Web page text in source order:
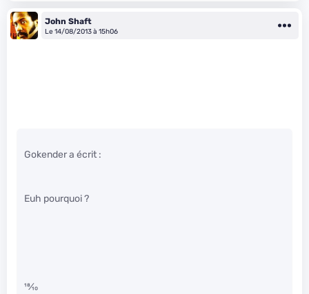
John Shaft
Le 14/08/2013 à 15h06
Gokender a écrit :
Euh pourquoi ?
18⁄10